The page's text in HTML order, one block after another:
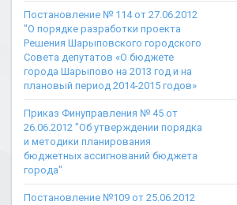
Постановление № 114 от 27.06.2012
"О порядке разработки проекта
Решения Шарыповского городского
Совета депутатов «О бюджете
города Шарыпово на 2013 год и на
плановый период 2014-2015 годов»
Приказ Финуправления № 45 от
26.06.2012 "Об утверждении порядка
и методики планирования
бюджетных ассигнований бюджета
города"
Постановление №109 от 25.06.2012